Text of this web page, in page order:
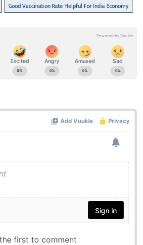
Good Vaccination Rate Helpful For India Economy